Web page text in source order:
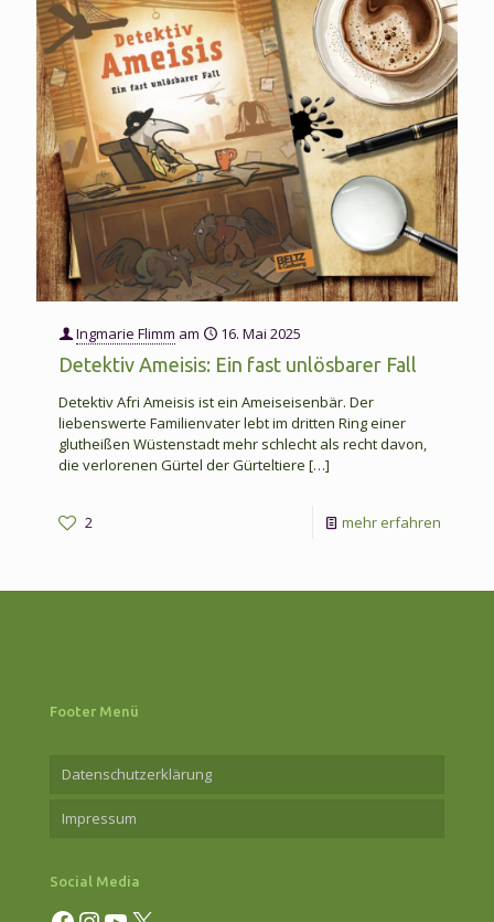
Ingmarie Flimm am 16. Mai 2025
Detektiv Ameisis: Ein fast unlösbarer Fall
Detektiv Afri Ameisis ist ein Ameiseisenbär. Der
liebenswerte Familienvater lebt im dritten Ring einer
glutheißen Wüstenstadt mehr schlecht als recht davon,
die verlorenen Gürtel der Gürteltiere […]
2 mehr erfahren
Ameisis:
Footer Menü
Datenschutzerklärung
Impressum
Social Media